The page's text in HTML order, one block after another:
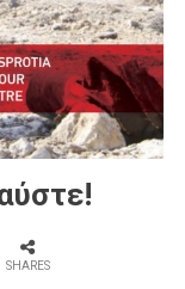
SHARES